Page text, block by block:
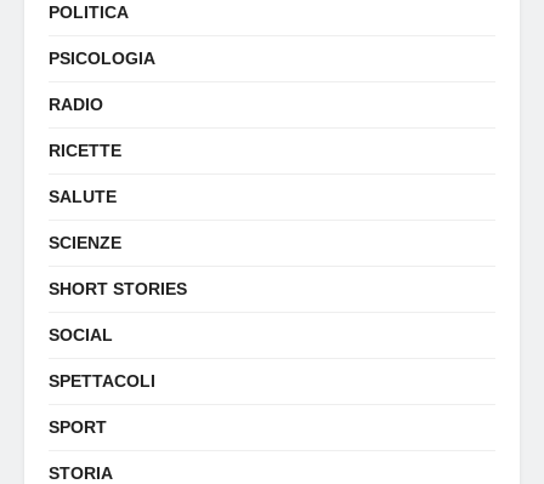
POLITICA
PSICOLOGIA
RADIO
RICETTE
SALUTE
SCIENZE
SHORT STORIES
SOCIAL
SPETTACOLI
SPORT
STORIA